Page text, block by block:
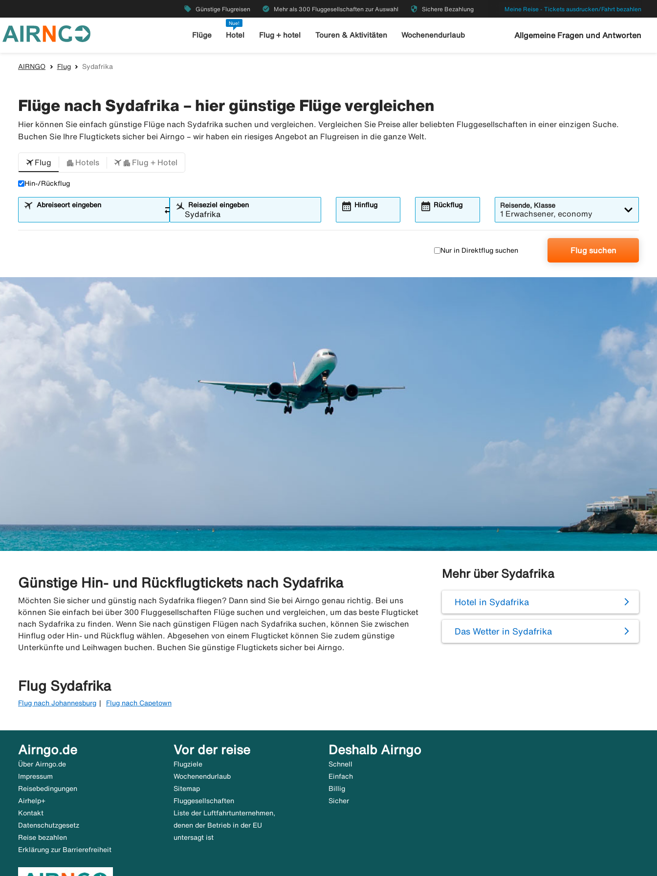
local_offer Günstige Flugreisen check_circle Mehr als 300 Fluggesellschaften zur Auswahl security Sichere Bezahlung Meine Reise - Tickets ausdrucken/Fahrt bezahlen
Flüge
Nue!
Hotel Flug + hotel Touren & Aktivitäten Wochenendurlaub Allgemeine Fragen und Antworten
AIRNGO Flug Sydafrika
Flüge nach Sydafrika – hier günstige Flüge vergleichen
Hier können Sie einfach günstige Flüge nach Sydafrika suchen und vergleichen. Vergleichen Sie Preise aller beliebten Fluggesellschaften in einer einzigen Suche.
Buchen Sie Ihre Flugtickets sicher bei Airngo – wir haben ein riesiges Angebot an Flugreisen in die ganze Welt.
Flug Hotels Flug + Hotel
Hin-/Rückflug
Abreiseort eingeben sync_alt Reiseziel eingeben Hinflug
calendar_month Rückflug
calendar_month Reisende, Klasse
1 Erwachsener, economy
Nur in Direktflug suchen Flug suchen
Günstige Hin- und Rückflugtickets nach Sydafrika
Möchten Sie sicher und günstig nach Sydafrika fliegen? Dann sind Sie bei Airngo genau richtig. Bei uns
können Sie einfach bei über 300 Fluggesellschaften Flüge suchen und vergleichen, um das beste Flugticket
nach Sydafrika zu finden. Wenn Sie nach günstigen Flügen nach Sydafrika suchen, können Sie zwischen
Hinflug oder Hin- und Rückflug wählen. Abgesehen von einem Flugticket können Sie zudem günstige
Unterkünfte und Leihwagen buchen. Buchen Sie günstige Flugtickets sicher bei Airngo.
Mehr über Sydafrika
Hotel in Sydafrika
Das Wetter in Sydafrika
Flug Sydafrika
Flug nach Johannesburg Flug nach Capetown
Airngo.de
Über Airngo.de
Impressum
Reisebedingungen
Airhelp+
Kontakt
Datenschutzgesetz
Reise bezahlen
Erklärung zur Barrierefreiheit
Vor der reise
Flugziele
Wochenendurlaub
Sitemap
Fluggesellschaften
Liste der Luftfahrtunternehmen,
denen der Betrieb in der EU
untersagt ist
Deshalb Airngo
Schnell
Einfach
Billig
Sicher